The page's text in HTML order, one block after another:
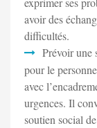
avoir des
difficultés.
Prévoir une
pour le
avec
urgences. Il
soutien social